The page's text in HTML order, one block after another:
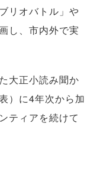
リオバトル」や
し、市内外で実
大正小読み聞か
）に4年次から加
ティアを続けて